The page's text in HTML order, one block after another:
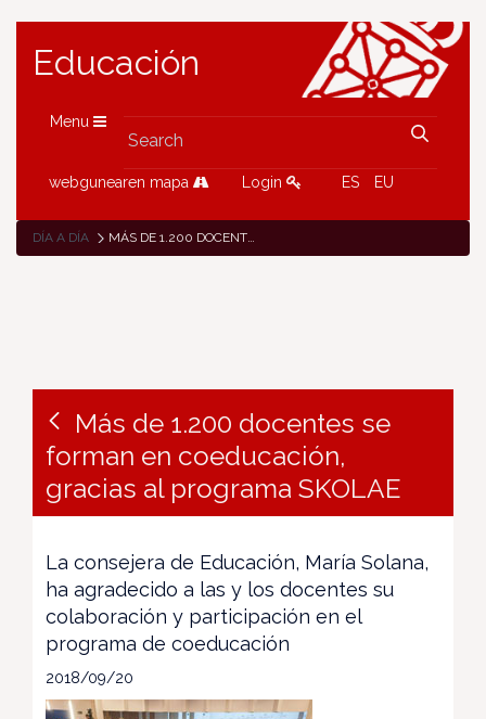
Educación
Menu
webgunearen mapa Login ES EU
DÍA A DÍA MÁS DE 1.200 DOCENTES SE FORMAN EN COEDUCACIÓN, GRACIAS AL PROGRAMA SKOLAE
Más de 1.200 docentes se
forman en coeducación,
gracias al programa SKOLAE
La consejera de Educación, María Solana,
ha agradecido a las y los docentes su
colaboración y participación en el
programa de coeducación
2018/09/20